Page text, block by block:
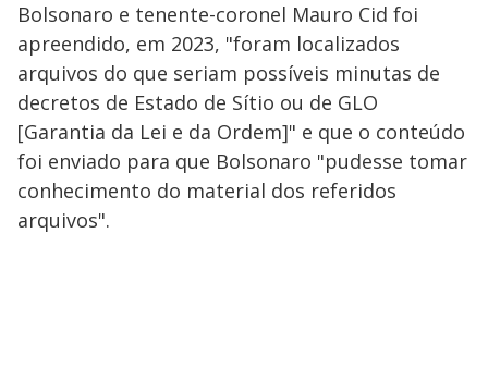
Bolsonaro e tenente-coronel Mauro Cid foi
apreendido, em 2023, "foram localizados
arquivos do que seriam possíveis minutas de
decretos de Estado de Sítio ou de GLO
[Garantia da Lei e da Ordem]" e que o conteúdo
foi enviado para que Bolsonaro "pudesse tomar
conhecimento do material dos referidos
arquivos".